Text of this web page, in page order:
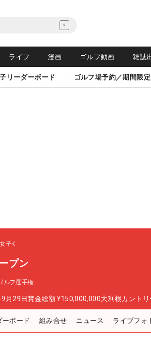
ライフ 漫画 ゴルフ動画 雑誌
リーダーボード ゴルフ場予約／期間限
子
プン
ルフ選手権
月29日賞金総額 ¥150,000,000大利根カントリ
ーボード 組み合せ ニュース ライブフォ